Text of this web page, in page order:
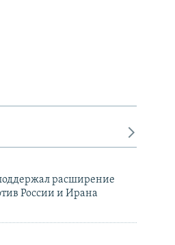
расширение
России и Ирана